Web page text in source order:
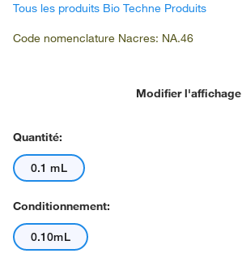
Tous les produits Bio Techne Produits
Code nomenclature Nacres: NA.46
Modifier l'affichage
Quantité:
0.1 mL
Conditionnement:
0.10mL